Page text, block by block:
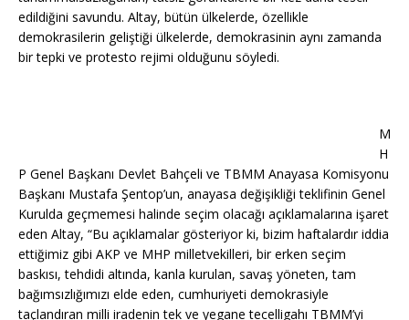
edildiğini savundu. Altay, bütün ülkelerde, özellikle
demokrasilerin geliştiği ülkelerde, demokrasinin aynı zamanda
bir tepki ve protesto rejimi olduğunu söyledi.
M
H
P Genel Başkanı Devlet Bahçeli ve TBMM Anayasa Komisyonu
Başkanı Mustafa Şentop’un, anayasa değişikliği teklifinin Genel
Kurulda geçmemesi halinde seçim olacağı açıklamalarına işaret
eden Altay, “Bu açıklamalar gösteriyor ki, bizim haftalardır iddia
ettiğimiz gibi AKP ve MHP milletvekilleri, bir erken seçim
baskısı, tehdidi altında, kanla kurulan, savaş yöneten, tam
bağımsızlığımızı elde eden, cumhuriyeti demokrasiyle
taçlandıran milli iradenin tek ve yegane tecelligahı TBMM’yi